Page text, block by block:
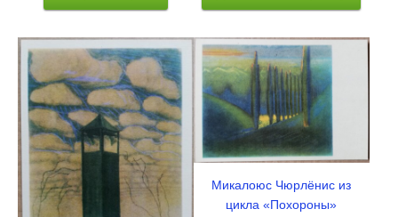
Микалоюс Чюрлёнис из
цикла «Похороны»